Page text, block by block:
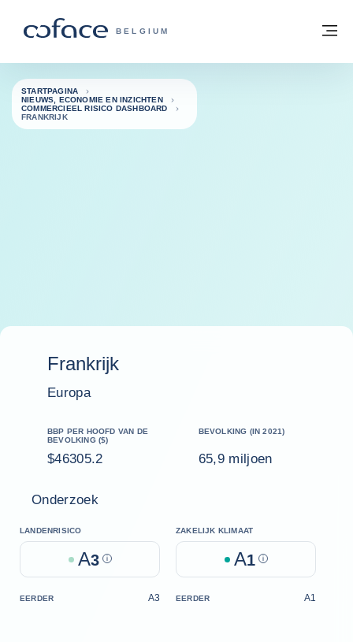
COFACE, FOR TRADE - GROEP
BELGIUM
Terug naar startpagina
STARTPAGINA
NIEUWS, ECONOMIE EN INZICHTEN
COMMERCIEEL RISICO DASHBOARD
FRANKRIJK
Frankrijk
Europa
BBP PER HOOFD VAN DE
BEVOLKING ($)
$46305.2
BEVOLKING (IN 2021)
65,9 miljoen
Onderzoek
LANDENRISICO
A3 Help
ZAKELIJK KLIMAAT
A1 Help
EERDER A3 EERDER A1